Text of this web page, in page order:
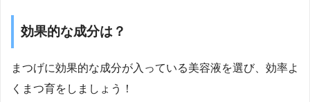
効果的な成分は？
まつげに効果的な成分が入っている美容液を選び、効率よ
くまつ育をしましょう！